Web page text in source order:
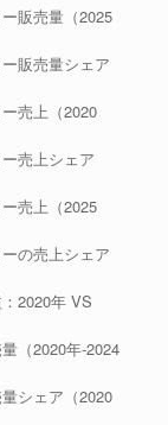
販売量（2025
販売量シェア
売上（2020
売上シェア
売上（2025
の売上シェア
2020年 VS
（2020年-2024
シェア（2020